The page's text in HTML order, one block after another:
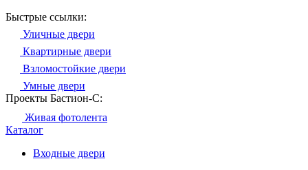
Быстрые ссылки:
Уличные двери
Квартирные двери
Взломостойкие двери
Умные двери
Проекты Бастион-С:
Живая фотолента
Каталог
Входные двери